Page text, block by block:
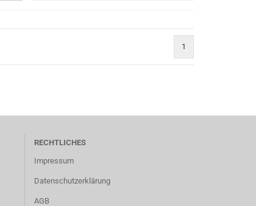
1
RECHTLICHES
Impressum
Datenschutzerklärung
AGB